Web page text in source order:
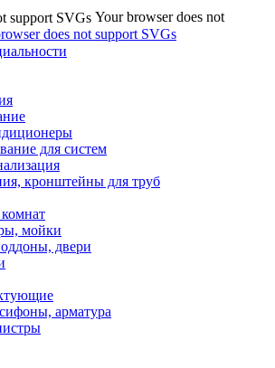
support SVGs Your browser does not
does not support SVGs
для систем
кронштейны для труб
мойки
двери
арматура